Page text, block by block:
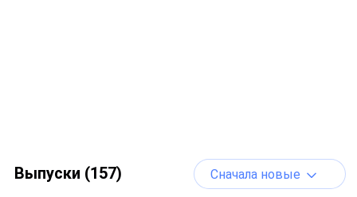
Выпуски (157) Сначала новые